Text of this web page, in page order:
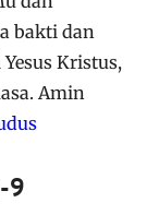
bakti dan
Kristus,
Amin
9